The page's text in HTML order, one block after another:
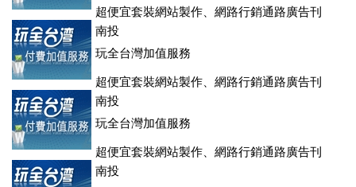
超便宜套裝網站製作、網路行銷通路廣告刊
登、訂房系統、客房委託旅行社銷售，全面優惠中....
南投
玩全台灣加值服務
超便宜套裝網站製作、網路行銷通路廣告刊
登、訂房系統、客房委託旅行社銷售，全面優惠中....
南投
玩全台灣加值服務
超便宜套裝網站製作、網路行銷通路廣告刊
登、訂房系統、客房委託旅行社銷售，全面優惠中....
南投